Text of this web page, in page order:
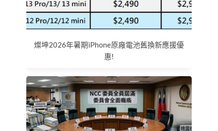
燦坤2026年暑期iPhone原廠電池舊換新應援優
惠!